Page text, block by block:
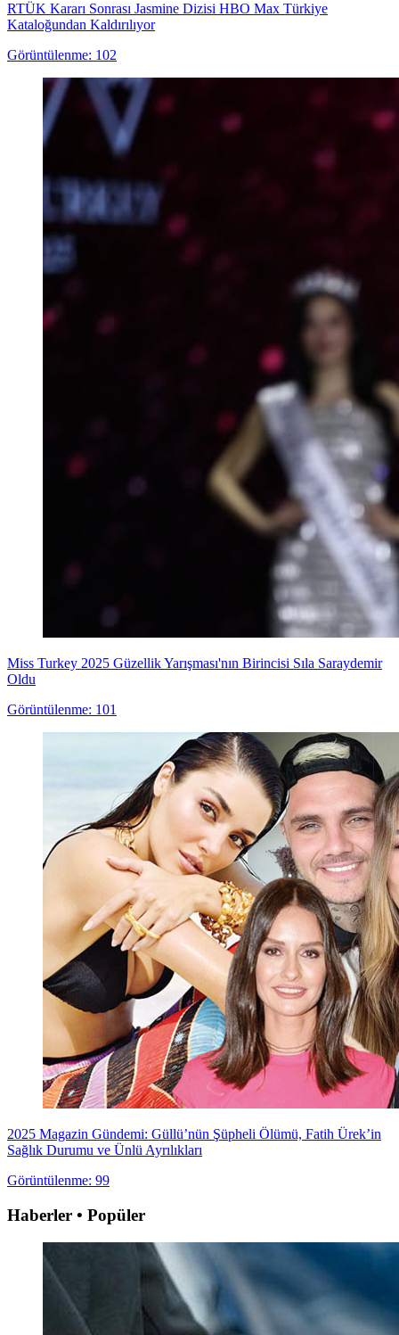
RTÜK Kararı Sonrası Jasmine Dizisi HBO Max Türkiye
Kataloğundan Kaldırılıyor
Görüntülenme: 102
Miss Turkey 2025 Güzellik Yarışması'nın Birincisi Sıla Saraydemir
Oldu
Görüntülenme: 101
2025 Magazin Gündemi: Güllü’nün Şüpheli Ölümü, Fatih Ürek’in
Sağlık Durumu ve Ünlü Ayrılıkları
Görüntülenme: 99
Haberler • Popüler